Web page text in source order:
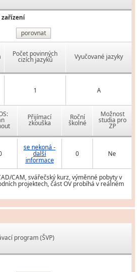
porovnat
Počet povinných
cizích jazyků Vyučované jazyky
1 A
Přijímací
zkouška
Roční
školné
Možnost
studia pro
ZP
se nekoná -
další
informace
0 Ne
CAM, svářečský kurz, výměnné pobyty v
projektech, část OV probíhá v reálném
program (ŠVP)